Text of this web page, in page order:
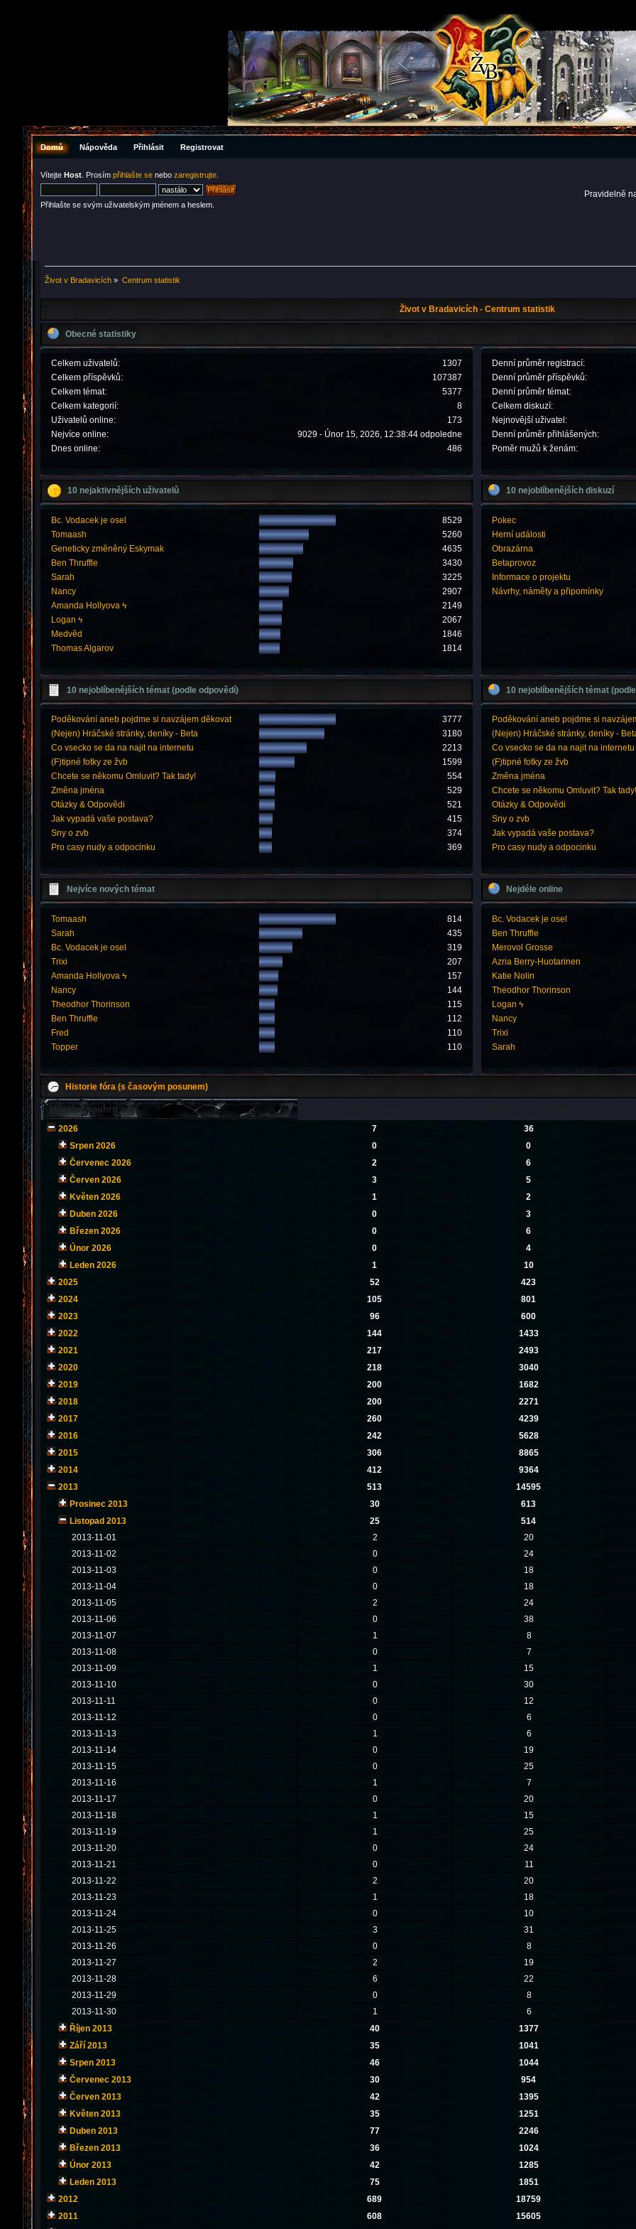
Domů Nápověda Přihlásit Registrovat
Vítejte Host . Prosím přihlašte se nebo zaregistrujte
Přihlašte se svým uživatelským jménem a heslem.
Pravidelně
Život v Bradavicích » Centrum statistik
Život v Bradavicích - Centrum statistik
Obecné statistiky
Celkem uživatelů:
1307
Celkem příspěvků:
107387
Celkem témat:
5377
Celkem kategorií:
8
Uživatelů online:
173
Nejvíce online:
9029 - Únor 15, 2026, 12:38:44 odpoledne
Dnes online:
486
Denní průměr registrací:
Denní průměr příspěvků:
Denní průměr témat:
Celkem diskuzí:
Nejnovější uživatel:
Denní průměr přihlášených:
Poměr mužů k ženám:
10 nejaktivnějších uživatelů
Bc. Vodacek je osel
8529
Tomaash
5260
Geneticky změněný Eskymak
4635
Ben Thruffle
3430
Sarah
3225
Nancy
2907
Amanda Hollyova ϟ
2149
Logan ϟ
2067
Medvěd
1846
Thomas Algarov
1814
10 nejoblíbenějších diskuzí
Pokec
Herní události
Obrazárna
Betaprovoz
Informace o projektu
Návrhy, náměty a připomínky
10 nejoblíbenějších témat (podle odpovědí)
Poděkování aneb pojdme si navzájem děkovat
3777
(Nejen) Hráčské stránky, deníky - Beta
3180
Co vsecko se da na najit na internetu
2213
(F)tipné fotky ze žvb
1599
Chcete se někomu Omluvit? Tak tady!
554
Změna jména
529
Otázky & Odpovědi
521
Jak vypadá vaše postava?
415
Sny o zvb
374
Pro casy nudy a odpocinku
369
10 nejoblíbenějších témat
Poděkování aneb pojdme si
(Nejen) Hráčské stránky, deníky -
Co vsecko se da na najit na internetu
(F)tipné fotky ze žvb
Změna jména
Chcete se někomu Omluvit? Tak
Otázky & Odpovědi
Sny o zvb
Jak vypadá vaše postava?
Pro casy nudy a odpocinku
Nejvíce nových témat
Tomaash
814
Sarah
435
Bc. Vodacek je osel
319
Trixi
207
Amanda Hollyova ϟ
157
Nancy
144
Theodhor Thorinson
115
Ben Thruffle
112
Fred
110
Topper
110
Nejdéle online
Bc. Vodacek je osel
Ben Thruffle
Merovol Grosse
Azria Berry-Huotarinen
Katie Nolin
Theodhor Thorinson
Logan ϟ
Nancy
Trixi
Sarah
Historie fóra (s časovým posunem)
Měsíční souhrn
2026 7
36
Srpen 2026
0
0
Červenec 2026
2
6
Červen 2026
3
5
Květen 2026
1
2
Duben 2026
0
3
Březen 2026
0
6
Únor 2026
0
4
Leden 2026
1
10
2025
52
423
2024
105
801
2023
96
600
2022
144
1433
2021
217
2493
2020
218
3040
2019
200
1682
2018
200
2271
2017
260
4239
2016
242
5628
2015
306
8865
2014
412
9364
2013
513
14595
Prosinec 2013
30
613
Listopad 2013
25
514
2013-11-01
2
20
2013-11-02
0
24
2013-11-03
0
18
2013-11-04
0
18
2013-11-05
2
24
2013-11-06
0
38
2013-11-07
1
8
2013-11-08
0
7
2013-11-09
1
15
2013-11-10
0
30
2013-11-11
0
12
2013-11-12
0
6
2013-11-13
1
6
2013-11-14
0
19
2013-11-15
0
25
2013-11-16
1
7
2013-11-17
0
20
2013-11-18
1
15
2013-11-19
1
25
2013-11-20
0
24
2013-11-21
0
11
2013-11-22
2
20
2013-11-23
1
18
2013-11-24
0
10
2013-11-25
3
31
2013-11-26
0
8
2013-11-27
2
19
2013-11-28
6
22
2013-11-29
0
8
2013-11-30
1
6
Říjen 2013
40
1377
Září 2013
35
1041
Srpen 2013
46
1044
Červenec 2013
30
954
Červen 2013
42
1395
Květen 2013
35
1251
Duben 2013
77
2246
Březen 2013
36
1024
Únor 2013
42
1285
Leden 2013
75
1851
2012
689
18759
2011
608
15605